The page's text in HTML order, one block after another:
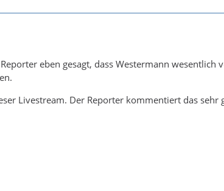
eben gesagt, dass Westermann wesentlich
Livestream. Der Reporter kommentiert das sehr